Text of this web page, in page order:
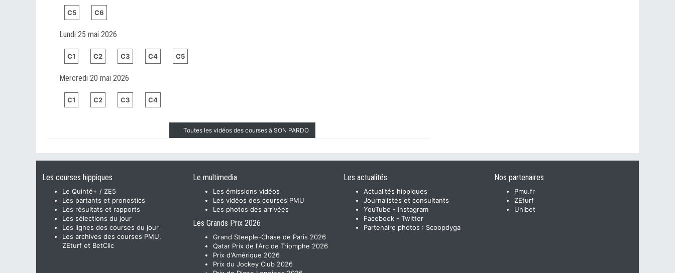
C5 C6
Lundi 25 mai 2026
C1 C2 C3 C4 C5
Mercredi 20 mai 2026
C1 C2 C3 C4
Toutes les vidéos des courses à SON PARDO
Les courses hippiques
Le Quinté+ / ZE5
Les partants et pronostics
Les résultats et rapports
Les sélections du jour
Les lignes des courses du jour
Les archives des courses PMU,
ZEturf et BetClic
Le multimedia
Les émissions vidéos
Les vidéos des courses PMU
Les photos des arrivées
Les Grands Prix 2026
Grand Steeple-Chase de Paris 2026
Qatar Prix de l'Arc de Triomphe 2026
Prix d'Amérique 2026
Prix du Jockey Club 2026
Les actualités
Actualités hippiques
Journalistes et consultants
YouTube - Instagram
Facebook - Twitter
Partenaire photos : Scoopdyga
Nos partenaires
Pmu.fr
ZEturf
Unibet